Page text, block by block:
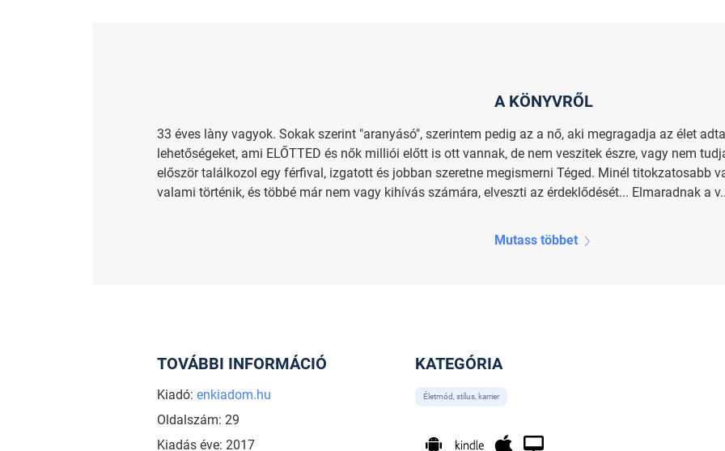
A KÖNYVRŐL
33 éves làny vagyok. Sokak szerint "aranyásó", szerintem pedig az a nő, aki megragadja az élet
lehetőségeket, ami ELŐTTED és nők milliói előtt is ott vannak, de nem veszitek észre, vagy nem
először találkozol egy férfival, izgatott és jobban szeretne megismerni Téged. Minél titokzatosabb
valami történik, és többé már nem vagy kihívás számára, elveszti az érdeklődését... Elmaradnak a
Mutass többet
TOVÁBBI INFORMÁCIÓ
Kiadó: enkiadom.hu
Oldalszám: 29
Kiadás éve: 2017
KATEGÓRIA
Életmód, stílus, karrier